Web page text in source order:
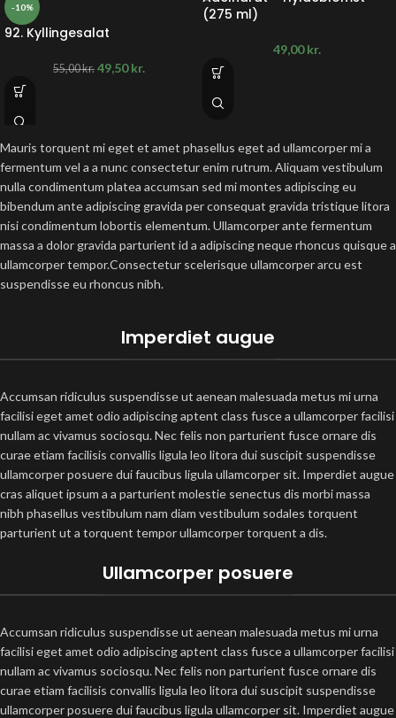
-10%
92. Kyllingesalat
55,00kr. 49,50kr.
(275 ml)
49,00kr.
Mauris torquent mi eget et amet phasellus eget ad ullamcorper mi a
fermentum vel a a nunc consectetur enim rutrum. Aliquam vestibulum
nulla condimentum platea accumsan sed mi montes adipiscing eu
bibendum ante adipiscing gravida per consequat gravida tristique litora
nisi condimentum lobortis elementum. Ullamcorper ante fermentum
massa a dolor gravida parturient id a adipiscing neque rhoncus quisque a
ullamcorper tempor.Consectetur scelerisque ullamcorper arcu est
suspendisse eu rhoncus nibh.
Imperdiet augue
Accumsan ridiculus suspendisse ut aenean malesuada metus mi urna
facilisi eget amet odio adipiscing aptent class fusce a ullamcorper facilisi
nullam ac vivamus sociosqu. Nec felis non parturient fusce ornare dis
curae etiam facilisis convallis ligula leo litora dui suscipit suspendisse
ullamcorper posuere dui faucibus ligula ullamcorper sit. Imperdiet augue
cras aliquet ipsum a a parturient molestie senectus dis morbi massa
nibh phasellus vestibulum nam diam vestibulum sodales torquent
parturient ut a torquent tempor ullamcorper torquent a dis.
Ullamcorper posuere
Accumsan ridiculus suspendisse ut aenean malesuada metus mi urna
facilisi eget amet odio adipiscing aptent class fusce a ullamcorper facilisi
nullam ac vivamus sociosqu. Nec felis non parturient fusce ornare dis
curae etiam facilisis convallis ligula leo litora dui suscipit suspendisse
ullamcorper posuere dui faucibus ligula ullamcorper sit. Imperdiet augue